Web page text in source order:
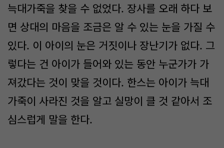
늑대가죽을 찾을 수 없었다. 장사를 오래 하다 보
면 상대의 마음을 조금은 알 수 있는 눈을 가질 수
있다. 이 아이의 눈은 거짓이나 장난기가 없다. 그
렇다는 건 아이가 들어와 있는 동안 누군가가 가
져갔다는 것이 맞을 것이다. 한스는 아이가 늑대
가죽이 사라진 것을 알고 실망이 클 것 같아서 조
심스럽게 말을 한다.